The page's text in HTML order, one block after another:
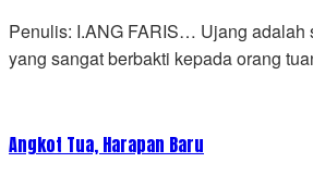
Penulis: I.ANG FARIS… Ujang adalah
yang sangat berbakti kepada orang
Angkot Tua, Harapan Baru